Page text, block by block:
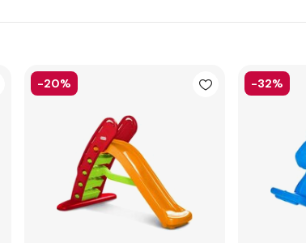
-20% -32%